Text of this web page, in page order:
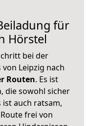
für
Hörstel
bei der
Leipzig nach
Routen. Es ist
die sowohl sicher
ist auch ratsam,
frei von